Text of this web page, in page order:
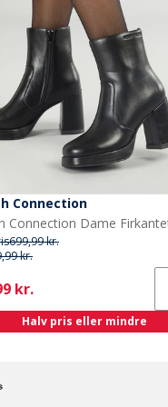
Connection
699,99 kr.
kr.
kr.
Halv pris eller mindre